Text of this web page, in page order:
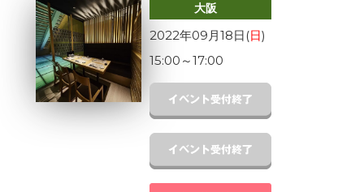
大阪
2022年09月18日(日)
15:00 ～17:00